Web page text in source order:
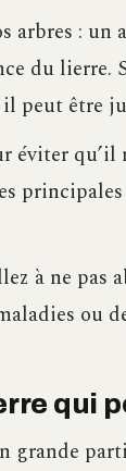
arbres : un
du lierre.
il peut être
qu’il
à ne pas
ou
qui
grande